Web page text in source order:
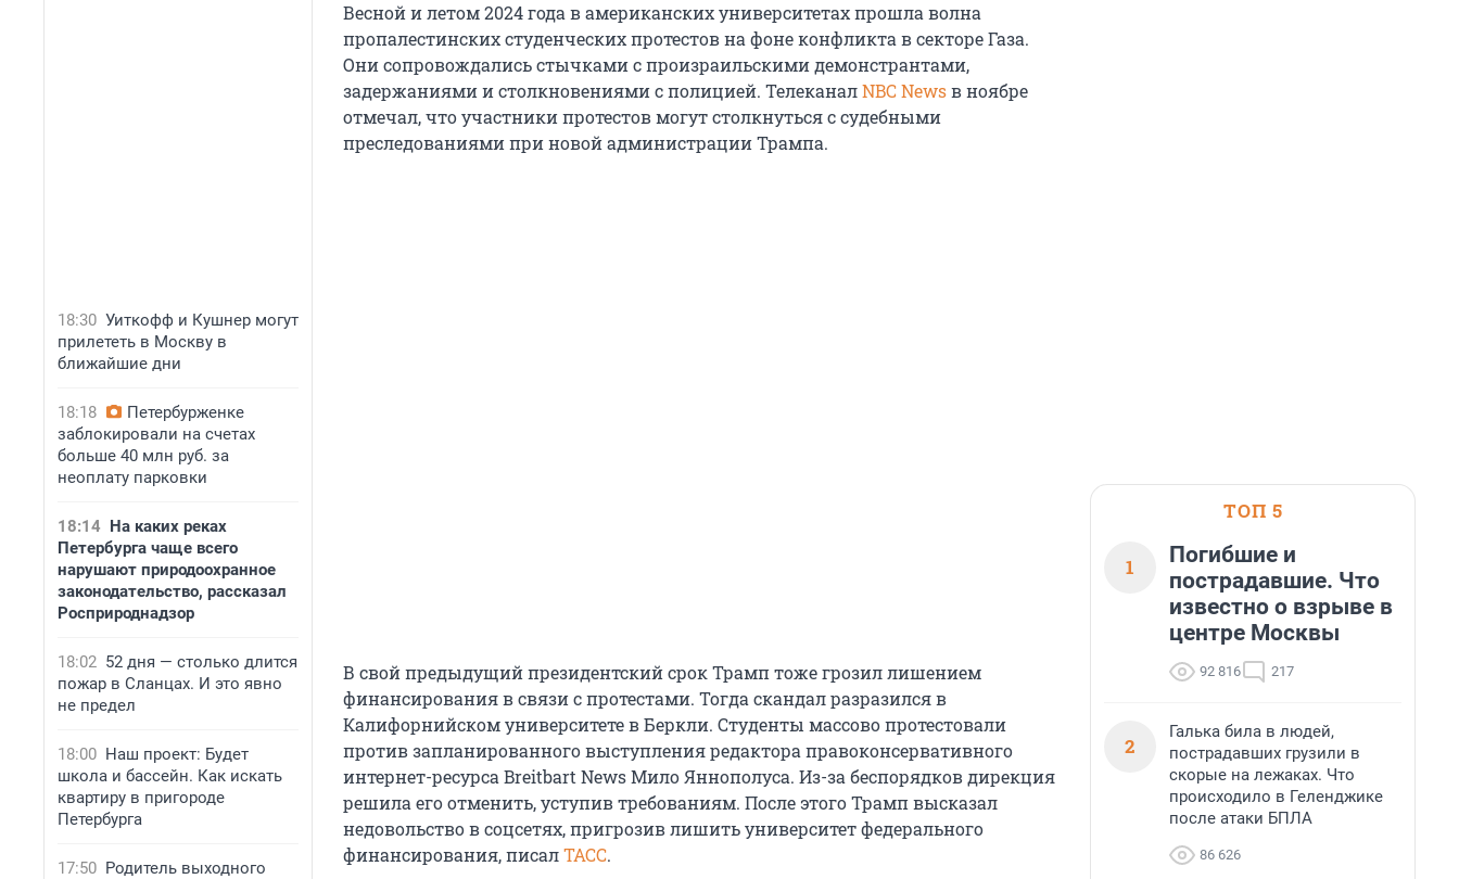
18:30 Уиткофф и Кушнер могут
прилететь в Москву в
ближайшие дни
18:18
Петербурженке
заблокировали на счетах
больше 40 млн руб. за
неоплату парковки
18:14 На каких реках
Петербурга чаще всего
нарушают природоохранное
законодательство, рассказал
Росприроднадзор
18:02 52 дня — столько длится
пожар в Сланцах. И это явно
не предел
18:00 Наш проект: Будет
школа и бассейн. Как искать
квартиру в пригороде
Петербурга
17:50 Родитель выходного
Весной и летом 2024 года в американских университетах прошла волна
пропалестинских студенческих протестов на фоне конфликта в секторе Газа.
Они сопровождались стычками с произраильскими демонстрантами,
задержаниями и столкновениями с полицией. ТелеканалNBC Newsв ноябре
отмечал, что участники протестов могут столкнуться с судебными
преследованиями при новой администрации Трампа.
В свой предыдущий президентский срок Трамп тоже грозил лишением
финансирования в связи с протестами. Тогда скандал разразился в
Калифорнийском университете в Беркли. Студенты массово протестовали
против запланированного выступления редактора правоконсервативного
интернет-ресурса Breitbart News Мило Яннополуса. Из-за беспорядков дирекция
решила его отменить, уступив требованиям. После этого Трамп высказал
недовольство в соцсетях, пригрозив лишить университет федерального
финансирования, писалТАСС.
ТОП 5
1
Погибшие и
пострадавшие. Что
известно о взрыве в
центре Москвы
92 816 217
2
Галька била в людей,
пострадавших грузили в
скорые на лежаках. Что
происходило в Геленджике
после атаки БПЛА
86 626